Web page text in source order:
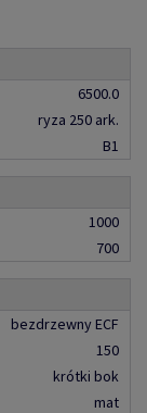
6500.0
ryza 250 ark.
B1
1000
700
bezdrzewny ECF
150
krótki bok
mat